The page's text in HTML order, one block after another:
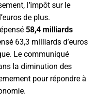
l’impôt sur le
de plus.
58,4 milliards
63,3 milliards d’euros
Le communiqué
la diminution des
pour répondre à